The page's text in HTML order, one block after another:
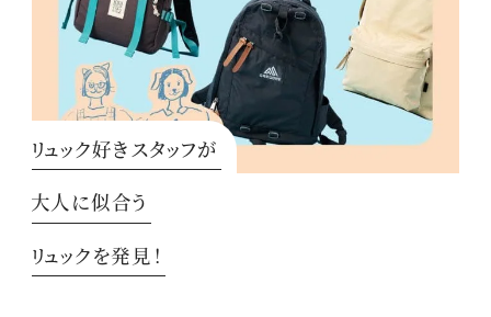
リュック好きスタッフが
大人に似合う
リュックを発見！